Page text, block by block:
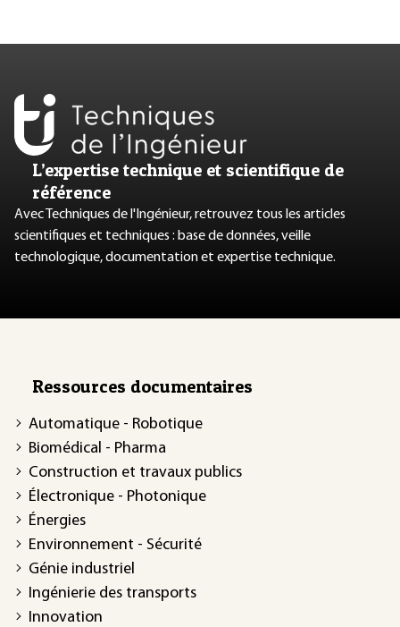
L’expertise technique et scientifique de
référence
Avec Techniques de l'Ingénieur, retrouvez tous les articles
scientifiques et techniques : base de données, veille
technologique, documentation et expertise technique.
Ressources documentaires
Automatique - Robotique
Biomédical - Pharma
Construction et travaux publics
Électronique - Photonique
Énergies
Environnement - Sécurité
Génie industriel
Ingénierie des transports
Innovation